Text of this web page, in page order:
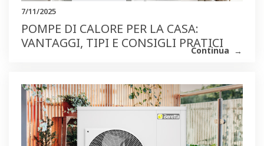
7/11/2025
POMPE DI CALORE PER LA CASA:
VANTAGGI, TIPI E CONSIGLI PRATICI
Continua